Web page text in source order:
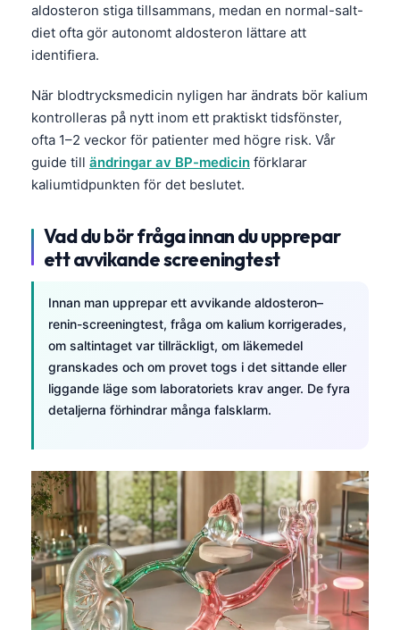
aldosteron stiga tillsammans, medan en normal-salt-
diet ofta gör autonomt aldosteron lättare att
identifiera.
När blodtrycksmedicin nyligen har ändrats bör kalium
kontrolleras på nytt inom ett praktiskt tidsfönster,
ofta 1–2 veckor för patienter med högre risk. Vår
guide till ändringar av BP-medicin förklarar
kaliumtidpunkten för det beslutet.
Vad du bör fråga innan du upprepar
ett avvikande screeningtest
Innan man upprepar ett avvikande aldosteron–
renin-screeningtest, fråga om kalium korrigerades,
om saltintaget var tillräckligt, om läkemedel
granskades och om provet togs i det sittande eller
liggande läge som laboratoriets krav anger. De fyra
detaljerna förhindrar många falsklarm.
Eesti
日本語
Čeština
ქართული
Русский
한국어
Slovenščina
Magyar
اردو
मराठी
తెలుగు
தமிழ்
ગુજરાતી
Bahasa Melayu
Tiếng Việt